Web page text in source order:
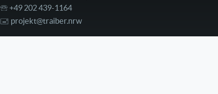
🕾 +49 202 439-1164
🖃 projekt@traiber.nrw